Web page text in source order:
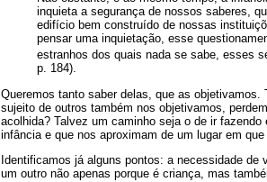
inquieta a segurança de nossos saberes,
edifício bem construído de nossas
pensar uma inquietação, esse
estranhos dos quais nada se sabe, esses
p. 184).
Queremos tanto saber delas, que as
sujeito de outros também nos objetivamos,
acolhida? Talvez um caminho seja o de ir
infância e que nos aproximam de um lugar em
Identificamos já alguns pontos: a necessidade
um outro não apenas porque é criança, mas